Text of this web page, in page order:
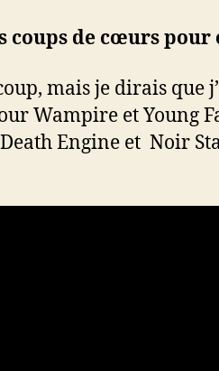
coups de cœurs pour
mais je dirais que
Wampire et Young
Engine et Noir